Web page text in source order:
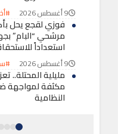
9 أغسطس 2026
فوزي لقجع يحل
مرشحي “البام”
استعداداً
9 أغسطس 2026
مليلية المحتلة..
مكثفة لمواجهة
النظامية
منظمة حقوقية